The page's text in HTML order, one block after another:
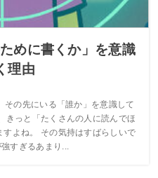
めに書くか」を意識
理由
その先にいる「誰か」を意識して
きっと「たくさんの人に読んでほ
すよね。 その気持はすばらしいで
すぎるあまり...